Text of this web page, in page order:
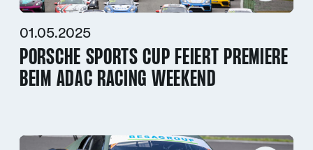
01.05.2025
PORSCHE SPORTS CUP FEIERT PREMIERE
BEIM ADAC RACING WEEKEND